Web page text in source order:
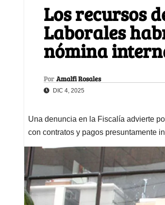
Los recursos
Laborales
nómina
Por Amalfi Rosales
DIC 4, 2025
Una denuncia en la Fiscalía advierte
con contratos y pagos presuntamente